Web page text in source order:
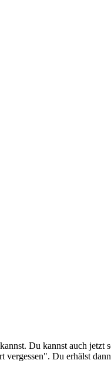
Du kannst auch jetzt
Du erhälst